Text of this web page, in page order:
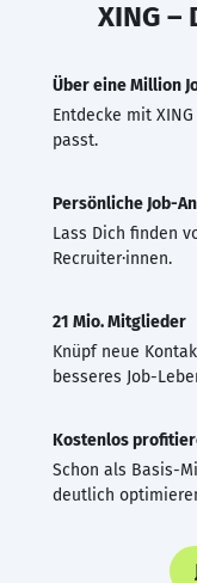
XING –
Über eine Million
Entdecke mit
passt.
Persönliche Job-
Lass Dich finden
Recruiter·innen.
21 Mio. Mitglieder
Knüpf neue
besseres Job-
Kostenlos
Schon als Basis-
deutlich